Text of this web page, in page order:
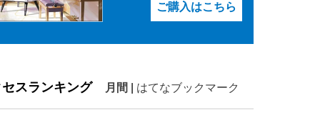
ご購入はこちら
セスランキング 月間 はてなブックマーク